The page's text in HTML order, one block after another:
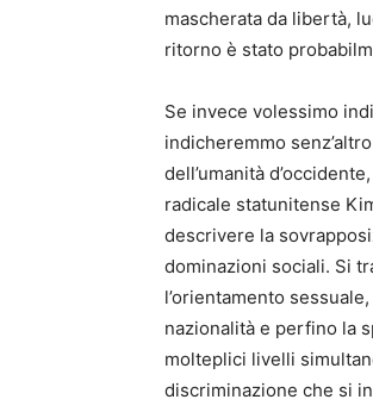
mascherata da libertà,
ritorno è stato
Se invece volessimo
indicheremmo
dell’umanità
radicale statunitense
descrivere la
dominazioni sociali. Si
l’orientamento
nazionalità e perfino la
molteplici livelli
discriminazione che si